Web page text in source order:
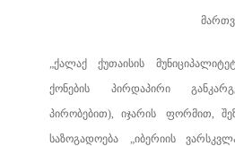
„ქალაქ ქუთაისის
ქონების
პირდაპირი
პირობებით), იჯარის ფორმით,
საზოგადოება
„იბერიის